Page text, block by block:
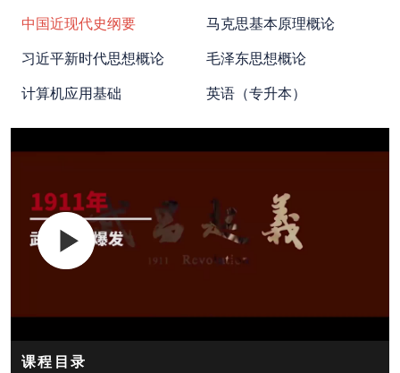
中国近现代史纲要
马克思基本原理概论
习近平新时代思想概论
毛泽东思想概论
计算机应用基础
英语（专升本）
课程目录